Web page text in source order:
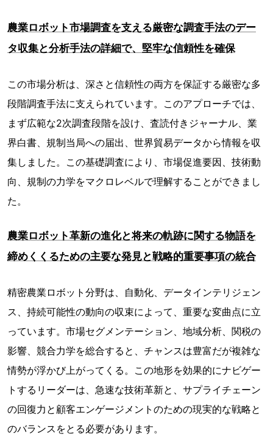
農業ロボット市場調査を支える厳密な調査手法のデー
タ収集と分析手法の詳細で、堅牢な信頼性を確保
この市場分析は、深さと信頼性の両方を保証する厳密な多
段階調査手法に支えられています。このアプローチでは、
まず広範な2次調査段階を設け、査読付きジャーナル、業
界白書、規制当局への届出、世界貿易データから情報を収
集しました。この基礎調査により、市場促進要因、技術動
向、規制の力学をマクロレベルで理解することができまし
た。
農業ロボット革新の進化と将来の軌跡に関する物語を
締めくくるための主要な発見と戦略的重要事項の統合
精密農業ロボット分野は、自動化、データインテリジェン
ス、持続可能性の動向の収束によって、重要な変曲点に立
っています。市場セグメンテーション、地域分析、関税の
影響、競合力学を総合すると、チャンスは豊富だが複雑な
情勢が浮かび上がってくる。この地形を効果的にナビゲー
トするリーダーは、急速な技術革新と、サプライチェーン
の回復力と顧客エンゲージメントのための現実的な戦略と
のバランスをとる必要があります。